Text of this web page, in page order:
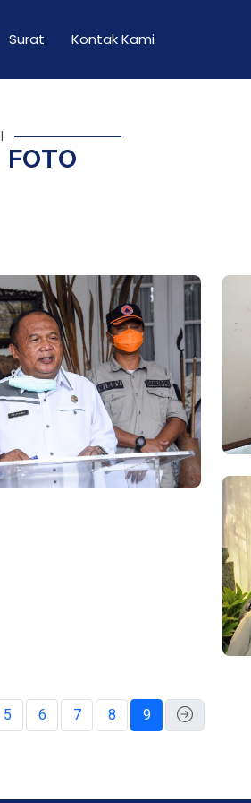
Surat Kontak Kami
FOTO
5 6 7 8 9